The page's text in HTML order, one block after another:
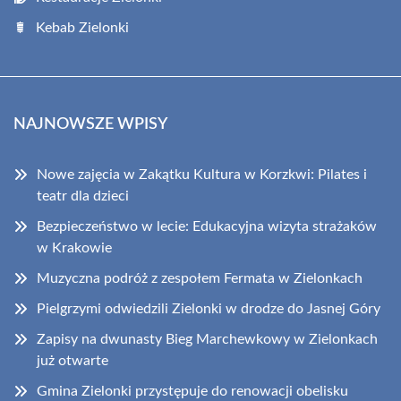
Kebab Zielonki
NAJNOWSZE WPISY
Nowe zajęcia w Zakątku Kultura w Korzkwi: Pilates i
teatr dla dzieci
Bezpieczeństwo w lecie: Edukacyjna wizyta strażaków
w Krakowie
Muzyczna podróż z zespołem Fermata w Zielonkach
Pielgrzymi odwiedzili Zielonki w drodze do Jasnej Góry
Zapisy na dwunasty Bieg Marchewkowy w Zielonkach
już otwarte
Gmina Zielonki przystępuje do renowacji obelisku